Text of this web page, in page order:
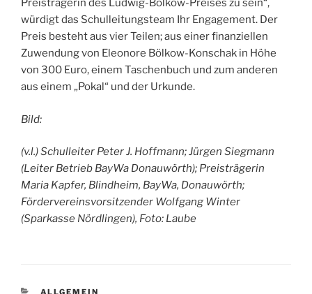
Preisträgerin des Ludwig-Bölkow-Preises zu sein“,
würdigt das Schulleitungsteam Ihr Engagement. Der
Preis besteht aus vier Teilen; aus einer finanziellen
Zuwendung von Eleonore Bölkow-Konschak in Höhe
von 300 Euro, einem Taschenbuch und zum anderen
aus einem „Pokal“ und der Urkunde.
Bild:
(v.l.) Schulleiter Peter J. Hoffmann; Jürgen Siegmann
(Leiter Betrieb BayWa Donauwörth); Preisträgerin
Maria Kapfer, Blindheim, BayWa, Donauwörth;
Fördervereinsvorsitzender Wolfgang Winter
(Sparkasse Nördlingen), Foto: Laube
KATEGORIEN
ALLGEMEIN